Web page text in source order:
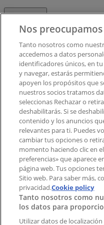
Contacto comercial
Tienda mal
Notificar un folleto
¿Encontraste un
aplicación?
Índices
Marcas
Marcas locales
Negocios
Negocios cercanos
Productos
Productos locales
Nos
Tanto nosotros como
accedemos a datos
identificadores únicos, en
y navegar, estarás
apoyen los propósitos que
nuestros socios tratamos
seleccionas Rechazar o
deshabilitarás. Si se
contenido y los anuncios
relevantes para ti. Puedes
cambiar tus opciones o
momento haciendo clic en
preferencias» que aparece
página web. Tus opciones
Sitio web. Para saber más,
privacidad.Cookie policy
Tanto nosotros como
los datos para
Utilizar datos de